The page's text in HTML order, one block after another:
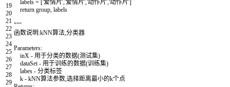
19
20
21
22
23
24
25
26
27
28
29
labels = ['爱情片' '爱情片' '动作片' '动作片']
return group labels
"""
函数说明:kNN算法,分类器
Parameters:
inX - 用于分类的数据(测试集)
dataSet - 用于训练的数据(训练集)
labes - 分类标签
k - kNN算法参数,选择距离最小的k个点